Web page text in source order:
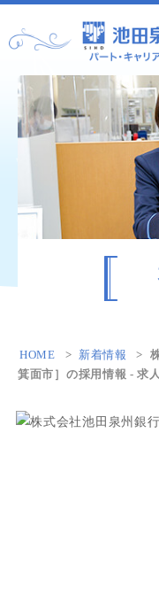
HOME 新着情報
箕面市］の採用情報 - 求